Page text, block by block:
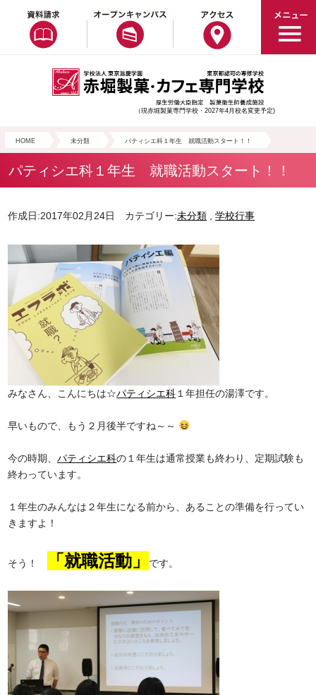
（現赤堀製菓専門学校・2027年4月校名変更予定)
HOME 未分類 パティシエ科１年生 就職活動スタート！！
パティシエ科１年生 就職活動スタート！！
作成日:2017年02月24日 カテゴリー:未分類 ,学校行事
みなさん、こんにちは☆パティシエ科 １年担任の湯澤です。
早いもので、もう２月後半ですね～～
今の時期、パティシエ科の１年生は通常授業も終わり、定期試験も
終わっています。
１年生のみんなは２年生になる前から、あることの準備を行ってい
きますよ！
そう！ 「就職活動」 です。